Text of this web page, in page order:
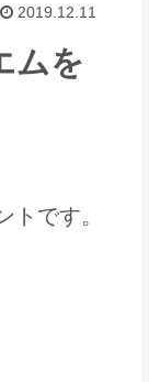
2019.12.11
ムを
です。